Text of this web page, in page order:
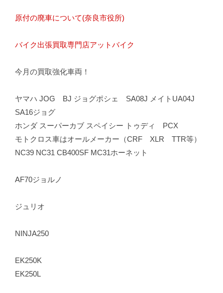
原付の廃車について(奈良市役所)
バイク出張買取専門店アットバイク
今月の買取強化車両！
ヤマハ JOG BJ ジョグポシェ SA08J メイトUA04J
SA16ジョグ
ホンダ スーパーカブ スペイシー トゥディ PCX
モトクロス車はオールメーカー（CRF XLR TTR等）
NC39 NC31 CB400SF MC31ホーネット
AF70ジョルノ
ジュリオ
NINJA250
EK250K
EK250L